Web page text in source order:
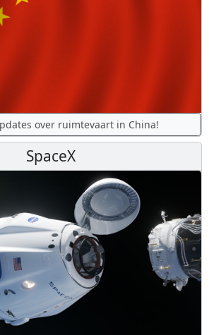
over ruimtevaart in China!
SpaceX